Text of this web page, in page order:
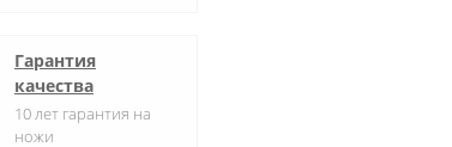
Гарантия
качества
10 лет гарантия на
ножи